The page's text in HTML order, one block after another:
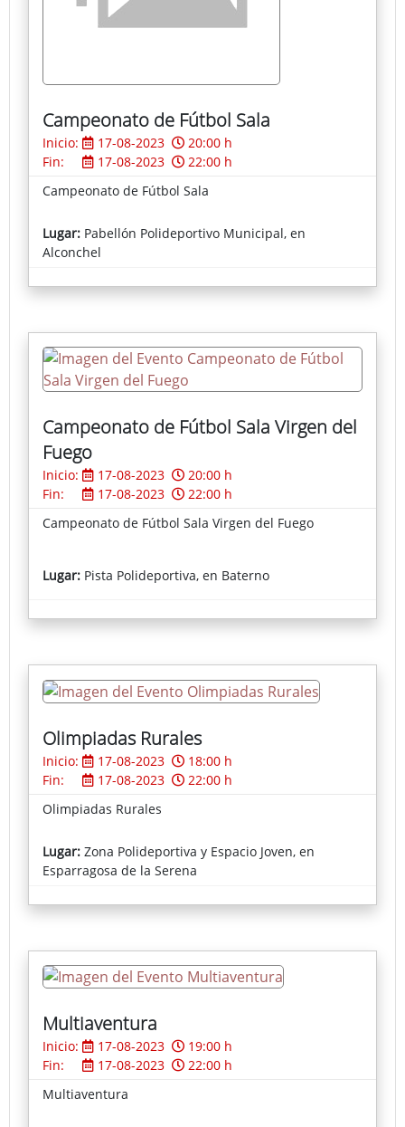
Campeonato de Fútbol Sala
Inicio: 17-08-2023
20:00 h
Fin:
17-08-2023
22:00 h
Campeonato de Fútbol Sala
Lugar: Pabellón Polideportivo Municipal, en
Alconchel
Campeonato de Fútbol Sala Virgen del
Fuego
Inicio: 17-08-2023
20:00 h
Fin:
17-08-2023
22:00 h
Campeonato de Fútbol Sala Virgen del Fuego
Lugar: Pista Polideportiva, en Baterno
Olimpiadas Rurales
Inicio: 17-08-2023
18:00 h
Fin:
17-08-2023
22:00 h
Olimpiadas Rurales
Lugar: Zona Polideportiva y Espacio Joven, en
Esparragosa de la Serena
Multiaventura
Inicio: 17-08-2023
19:00 h
Fin:
17-08-2023
22:00 h
Multiaventura